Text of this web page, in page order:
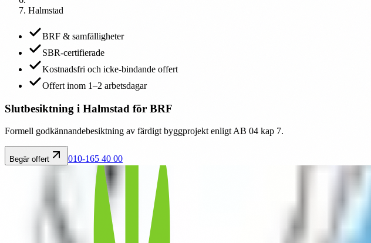
Halmstad
BRF & samfälligheter
SBR-certifierade
Kostnadsfri och icke-bindande offert
Offert inom 1–2 arbetsdagar
Slutbesiktning i Halmstad för BRF
Formell godkännandebesiktning av färdigt byggprojekt enligt AB 04 kap 7.
Begär offert 010-165 40 00